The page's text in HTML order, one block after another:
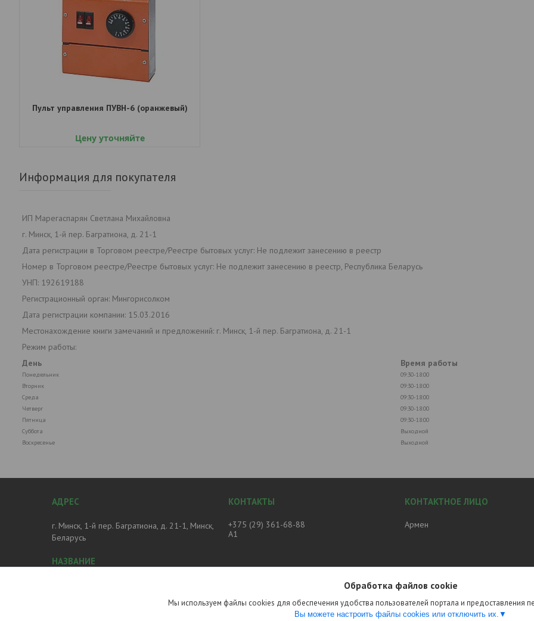
Пульт управления ПУВН-6 (оранжевый)
Цену уточняйте
Информация для покупателя
ИП Марегаспарян Светлана Михайловна
г. Минск, 1-й пер. Багратиона, д. 21-1
Дата регистрации в Торговом реестре/Реестре бытовых услуг: Не подлежит занесению в реестр
Номер в Торговом реестре/Реестре бытовых услуг: Не подлежит занесению в реестр, Республика Беларусь
УНП: 192619188
Регистрационный орган: Мингорисолком
Дата регистрации компании: 15.03.2016
Местонахождение книги замечаний и предложений: г. Минск, 1-й пер. Багратиона, д. 21-1
Режим работы:
День
Время работы
Понедельник
09:30-18:00
Вторник
09:30-18:00
Среда
09:30-18:00
Четверг
09:30-18:00
Пятница
09:30-18:00
Суббота
Выходной
Воскресенье
Выходной
г. Минск, 1-й пер. Багратиона, д. 21-1, Минск,
Беларусь
+375 (29) 361-68-88
А1
Армен
Обработка файлов cookie
Мы используем файлы cookies для обеспечения удобства пользователей портала и предоставления
Вы можете настроить файлы cookies или отключить их.